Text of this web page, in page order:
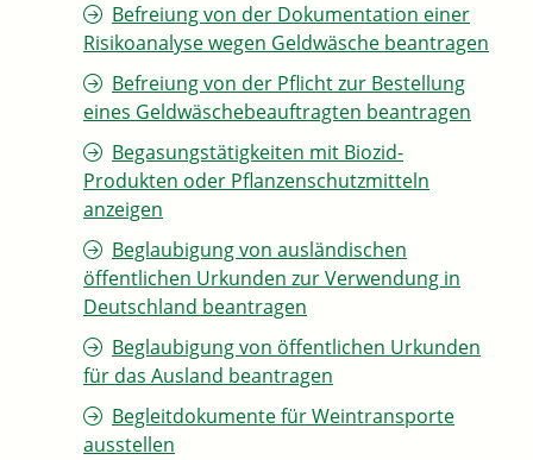
Befreiung von der Dokumentation einer
Risikoanalyse wegen Geldwäsche beantragen
Befreiung von der Pflicht zur Bestellung
eines Geldwäschebeauftragten beantragen
Begasungstätigkeiten mit Biozid-
Produkten oder Pflanzenschutzmitteln
anzeigen
Beglaubigung von ausländischen
öffentlichen Urkunden zur Verwendung in
Deutschland beantragen
Beglaubigung von öffentlichen Urkunden
für das Ausland beantragen
Begleitdokumente für Weintransporte
ausstellen